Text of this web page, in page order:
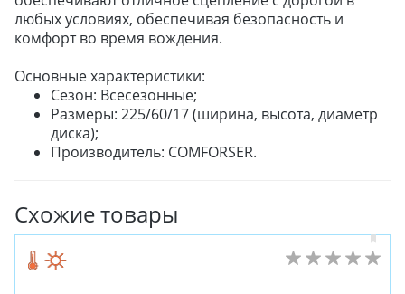
любых условиях, обеспечивая безопасность и
комфорт во время вождения.
Основные характеристики:
Сезон: Всесезонные;
Размеры: 225/60/17 (ширина, высота, диаметр
диска);
Производитель: COMFORSER.
Схожие товары